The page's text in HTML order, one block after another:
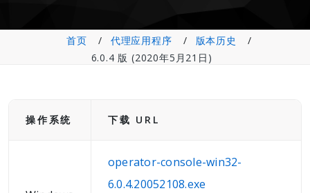
首页 代理应用程序
版本历史
6.0.4 版 (2020年5月21日)
操作系统 下载 URL
operator-console-win32-
6.0.4.20052108.exe